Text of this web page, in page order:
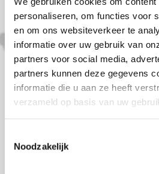
personaliseren, om functies voor
en om ons websiteverkeer te
informatie over uw gebruik van
partners voor social media,
partners kunnen deze gegevens
informatie die u aan ze heeft
verzameld op basis van uw
Noodzakelijk
- 30 december 2025:
- 31 december 2025:
Komt u uit
Klapper in Sprundel. U